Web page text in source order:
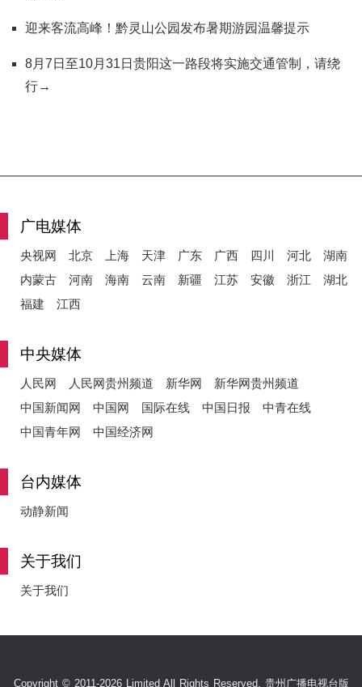
迎来客流高峰！黔灵山公园发布暑期游园温馨提示
8月7日至10月31日贵阳这一路段将实施交通管制，请绕
行→
广电媒体
央视网 北京 上海 天津 广东 广西 四川 河北
湖南
内蒙古
河南 海南 云南 新疆 江苏 安徽 浙江
湖北
福建
江西
中央媒体
人民网 人民网贵州频道 新华网
新华网贵州频道
中国新闻网
中国网 国际在线 中国日报
中青在线
中国青年网
中国经济网
台内媒体
动静新闻
关于我们
关于我们
Copyright © 2011-2026 Limited All Rights Reserved. 贵州广播电视台版